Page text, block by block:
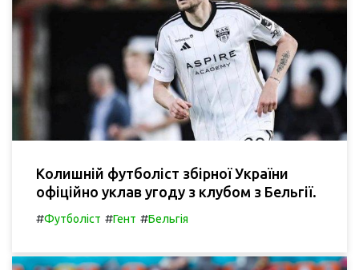
Колишній футболіст збірної України
офіційно уклав угоду з клубом з Бельгії.
#Футболіст #Гент #Бельгія